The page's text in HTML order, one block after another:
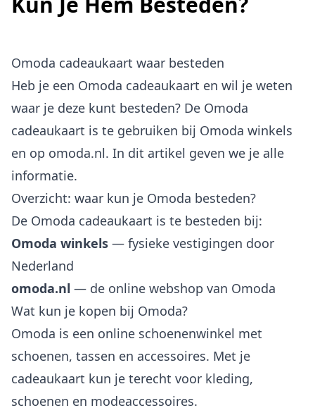
Omoda cadeaukaart waar besteden
Heb je een Omoda cadeaukaart en wil je weten
waar je deze kunt besteden? De Omoda
cadeaukaart is te gebruiken bij Omoda winkels
en op omoda.nl. In dit artikel geven we je alle
informatie.
Overzicht: waar kun je Omoda besteden?
De Omoda cadeaukaart is te besteden bij:
Omoda winkels — fysieke vestigingen door
Nederland
omoda.nl — de online webshop van Omoda
Wat kun je kopen bij Omoda?
Omoda is een online schoenenwinkel met
schoenen, tassen en accessoires. Met je
cadeaukaart kun je terecht voor kleding,
schoenen en modeaccessoires.